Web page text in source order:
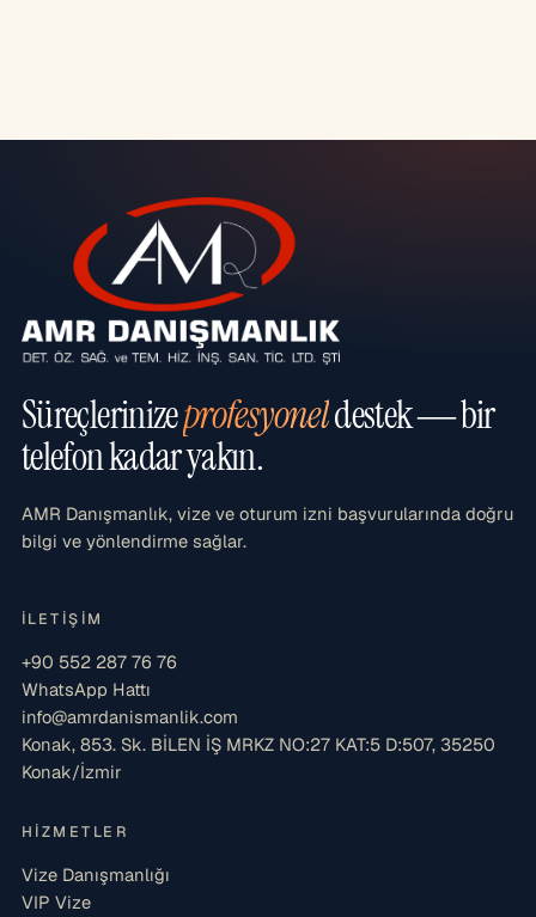
Süreçlerinizeprofesyoneldestek — bir
telefon kadar yakın.
AMR Danışmanlık, vize ve oturum izni başvurularında doğru
bilgi ve yönlendirme sağlar.
İLETIŞIM
+90 552 287 76 76
WhatsApp Hattı
info@amrdanismanlik.com
Konak, 853. Sk. BİLEN İŞ MRKZ NO:27 KAT:5 D:507, 35250
Konak/İzmir
HIZMETLER
Vize Danışmanlığı
VIP Vize